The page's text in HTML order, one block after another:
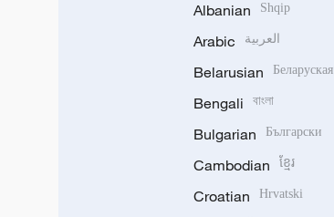
Albanian Shqip
Arabic العربية
Belarusian Беларуская
Bengali বাংলা
Bulgarian Български
Cambodian ខ្មែរ
Croatian Hrvatski